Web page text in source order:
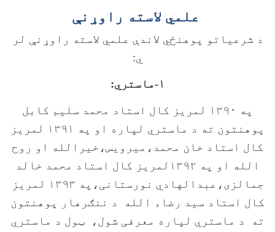
علمي لاسته راوړنې
د شرعياتو پوهنځي لاندې علمي لاسته راوړنې لر
ي:
۱-ماستري:
په ۱۳۹۰ لمريز کال استاد محمد سليم کابل
پوهنتون ته د ماستري لپاره او په ۱۳۹۱ لمريز
کال استاد خان محمد،ميرويس،خيرالله او روح
الله او په ۱۳۹۲لمريز کال استاد محمد خالد
جمالزی،عبدالهادي نورستانی،په ۱۳۹۳ لمريز
کال استاد سيد رضاء الله د ننګرهار پوهنتون
ته د ماستري لپاره معرفی شول، ټول د ماستري